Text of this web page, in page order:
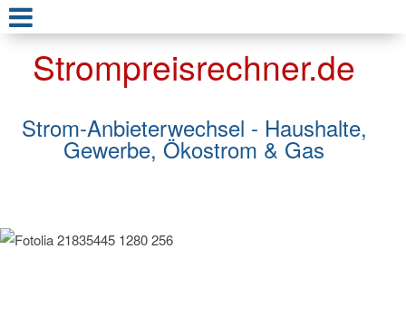
Strompreisrechner.de
Strom-Anbieterwechsel - Haushalte,
Gewerbe, Ökostrom & Gas